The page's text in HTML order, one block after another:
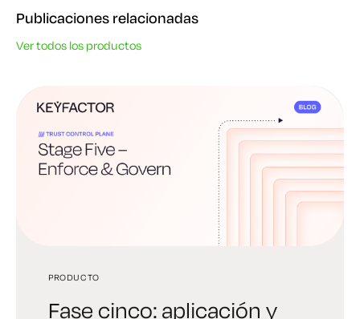
Publicaciones relacionadas
Ver todos los productos
PRODUCTO
Fase cinco: aplicación y
PRODUCTO
Cuarta fase:
PRODUCTO
Tercera fase: creación de